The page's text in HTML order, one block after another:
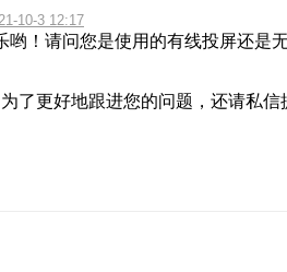
10-3 12:17
哟！请问您是使用的有线投屏还是
了更好地跟进您的问题，还请私